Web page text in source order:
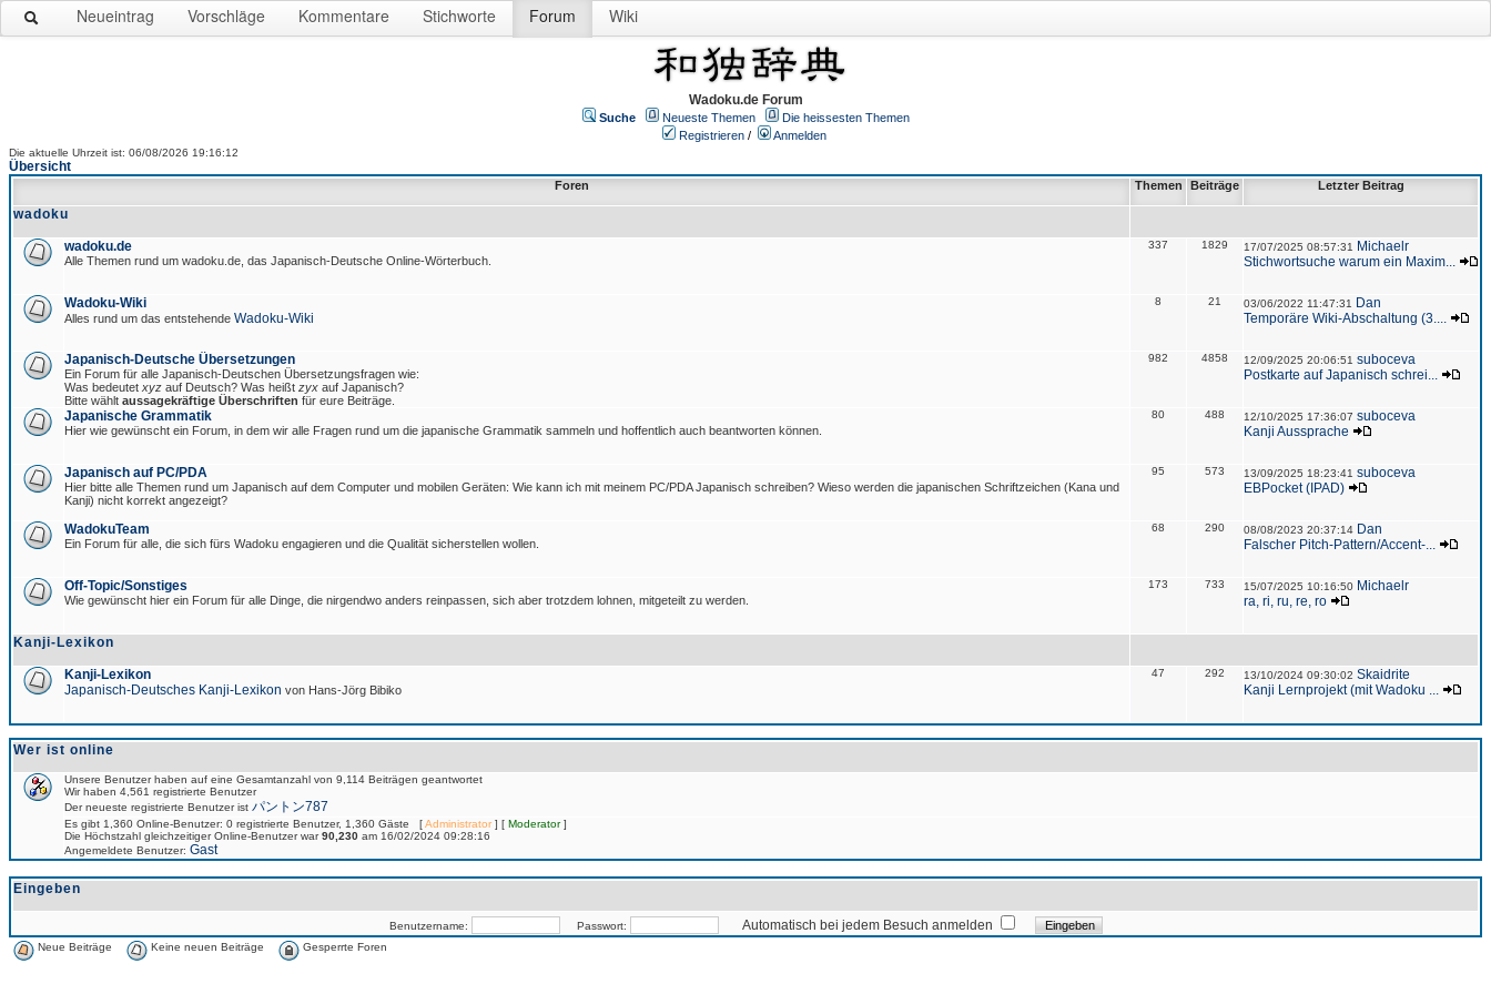
Neueintrag Vorschläge Kommentare Stichworte Forum Wiki
Wadoku.de Forum
Suche Neueste Themen
Die heissesten Themen
Registrieren / Anmelden
Die aktuelle Uhrzeit ist: 06/08/2026 19:16:12
Übersicht
Foren Themen Beiträge Letzter Beitrag
wadoku
wadoku.de
Alle Themen rund um wadoku.de, das Japanisch-Deutsche Online-Wörterbuch.
337 1829 17/07/2025 08:57:31
Michaelr
Stichwortsuche warum ein Maxim...
Wadoku-Wiki
Alles rund um das entstehende Wadoku-Wiki
8 21 03/06/2022 11:47:31
Dan
Temporäre Wiki-Abschaltung (3....
Japanisch-Deutsche Übersetzungen
Ein Forum für alle Japanisch-Deutschen Übersetzungsfragen wie:
Was bedeutet xyz auf Deutsch? Was heißt zyx auf Japanisch?
Bitte wählt aussagekräftige Überschriften für eure Beiträge.
982 4858 12/09/2025 20:06:51 suboceva
Postkarte auf Japanisch schrei...
Japanische Grammatik
Hier wie gewünscht ein Forum, in dem wir alle Fragen rund um die japanische Grammatik sammeln und hoffentlich auch beantworten können.
80 488 12/10/2025 17:36:07 suboceva
Kanji Aussprache
Japanisch auf PC/PDA
Hier bitte alle Themen rund um Japanisch auf dem Computer und mobilen Geräten: Wie kann ich mit meinem PC/PDA Japanisch schreiben? Wieso werden die japanischen Schriftzeichen (Kana und
Kanji) nicht korrekt angezeigt?
95 573 13/09/2025 18:23:41 suboceva
EBPocket (IPAD)
WadokuTeam
Ein Forum für alle, die sich fürs Wadoku engagieren und die Qualität sicherstellen wollen.
68 290 08/08/2023 20:37:14 Dan
Falscher Pitch-Pattern/Accent-...
Off-Topic/Sonstiges
Wie gewünscht hier ein Forum für alle Dinge, die nirgendwo anders reinpassen, sich aber trotzdem lohnen, mitgeteilt zu werden.
173 733 15/07/2025 10:16:50 Michaelr
ra, ri, ru, re, ro
Kanji-Lexikon
Kanji-Lexikon
Japanisch-Deutsches Kanji-Lexikon von Hans-Jörg Bibiko
47 292 13/10/2024 09:30:02 Skaidrite
Kanji Lernprojekt (mit Wadoku ...
Wer ist online
Unsere Benutzer haben auf eine Gesamtanzahl von 9,114 Beiträgen geantwortet
Wir haben 4,561 registrierte Benutzer
Der neueste registrierte Benutzer ist パントン787
Es gibt 1,360 Online-Benutzer: 0 registrierte Benutzer, 1,360 Gäste [Administrator] [ Moderator]
Die Höchstzahl gleichzeitiger Online-Benutzer war90,230 am 16/02/2024 09:28:16
Angemeldete Benutzer: Gast
Eingeben
Benutzername: Passwort: Automatisch bei jedem Besuch anmelden
Neue Beiträge Keine neuen Beiträge Gesperrte Foren